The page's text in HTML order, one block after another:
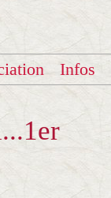
Infos